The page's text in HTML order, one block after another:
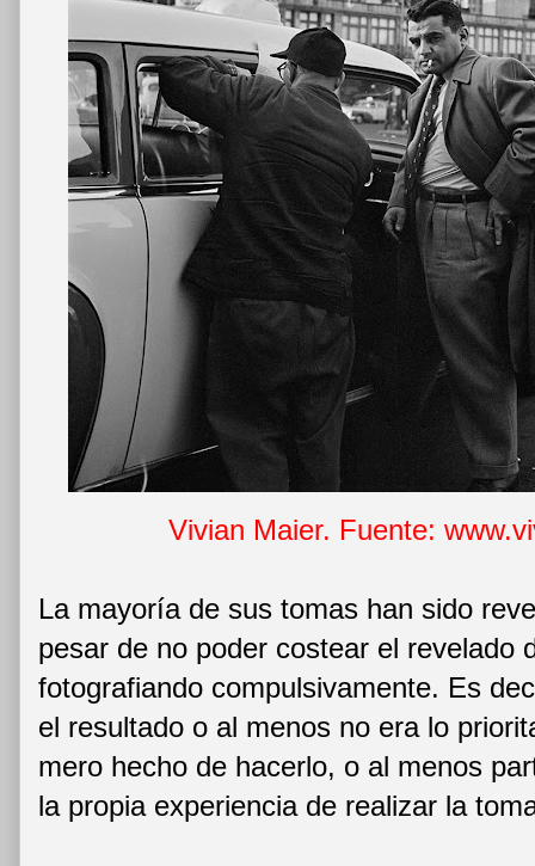
Vivian Maier. Fuente:
La mayoría de sus tomas han sido
pesar de no poder costear el revelado
fotografiando compulsivamente. Es
el resultado o al menos no era lo
mero hecho de hacerlo, o al menos
la propia experiencia de realizar la